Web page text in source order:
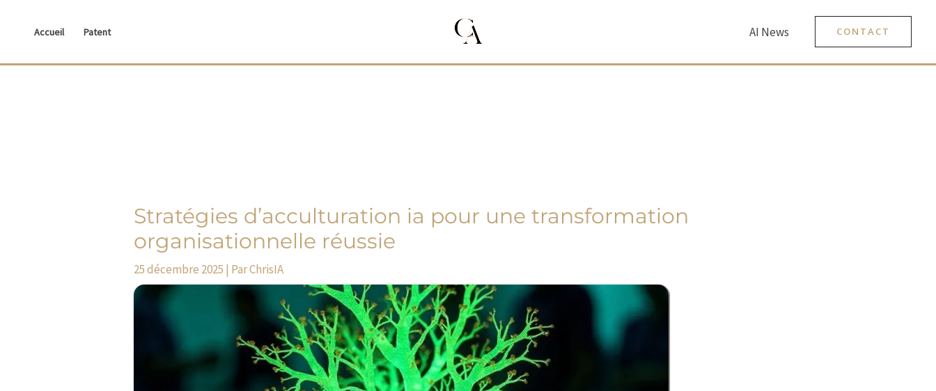
Accueil Patent AI News CONTACT
Stratégies d’acculturation ia pour une transformation
organisationnelle réussie
25 décembre 2025 | ParChrisIA